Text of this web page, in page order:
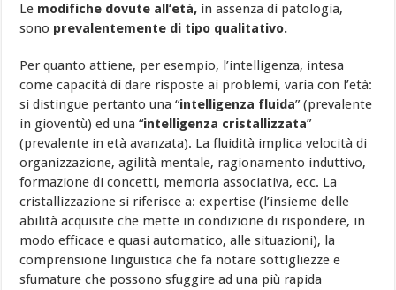
Le modifiche dovute all’età, in assenza di patologia,
sono prevalentemente di tipo qualitativo.
Per quanto attiene, per esempio, l’intelligenza, intesa
come capacità di dare risposte ai problemi, varia con l’età:
si distingue pertanto una “intelligenza fluida” (prevalente
in gioventù) ed una “intelligenza cristallizzata”
(prevalente in età avanzata). La fluidità implica velocità di
organizzazione, agilità mentale, ragionamento induttivo,
formazione di concetti, memoria associativa, ecc. La
cristallizzazione si riferisce a: expertise (l’insieme delle
abilità acquisite che mette in condizione di rispondere, in
modo efficace e quasi automatico, alle situazioni), la
comprensione linguistica che fa notare sottigliezze e
sfumature che possono sfuggire ad una più rapida